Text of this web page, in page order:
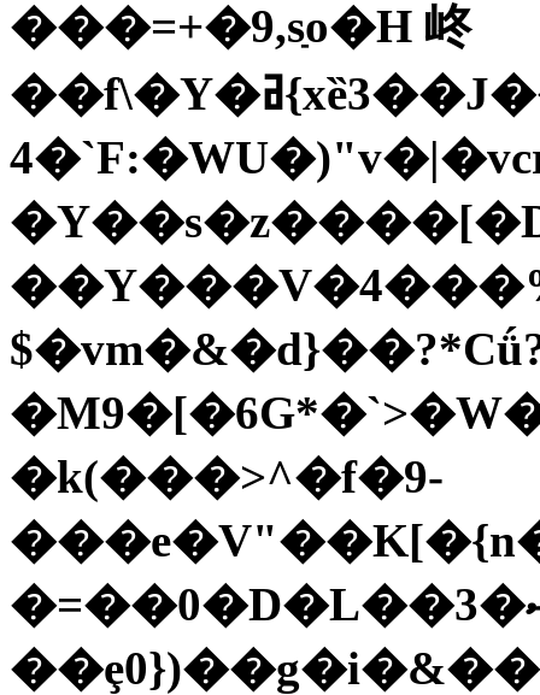
���=+�9,sַo�H 峂
��f\�Y�ߥ{xȅ3��J��Ɲ�{ӄ�3�g�e�28�G�5����TM�+6���a�;Mc,E�P���kb�A�k$��Z���z�HZ�&�h����6���E�E�rRxʱvU~j�R���iXh���W��R�
�k(���>^�f�9-
�=��0�D�L��3�ޝ�q7`L�3lc���v�m'b��U�y6cS�z�˜�3�jX�jc)�i�c\����3�mY��u�z����i�4����k�p�����͠�*Z��m�1��j������b���: